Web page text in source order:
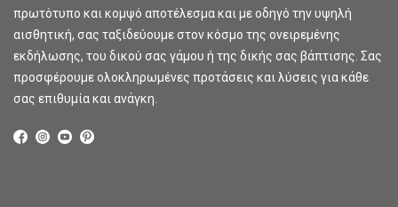
πρωτότυπο και κομψό αποτέλεσμα και με οδηγό την υψηλή
αισθητική, σας ταξιδεύουμε στον κόσμο της ονειρεμένης
εκδήλωσης, του δικού σας γάμου ή της δικής σας βάπτισης. Σας
προσφέρουμε ολοκληρωμένες προτάσεις και λύσεις για κάθε
σας επιθυμία και ανάγκη.